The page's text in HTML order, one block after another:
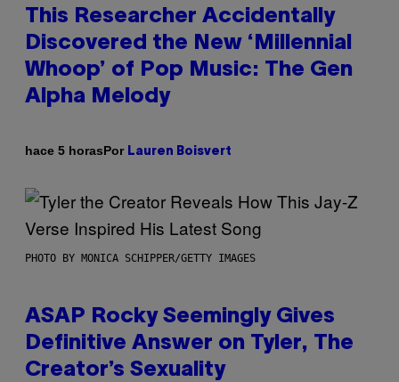
This Researcher Accidentally
Discovered the New ‘Millennial
Whoop’ of Pop Music: The Gen
Alpha Melody
hace 5 horasPor Lauren Boisvert
PHOTO BY MONICA SCHIPPER/GETTY IMAGES
ASAP Rocky Seemingly Gives
Definitive Answer on Tyler, The
Creator’s Sexuality